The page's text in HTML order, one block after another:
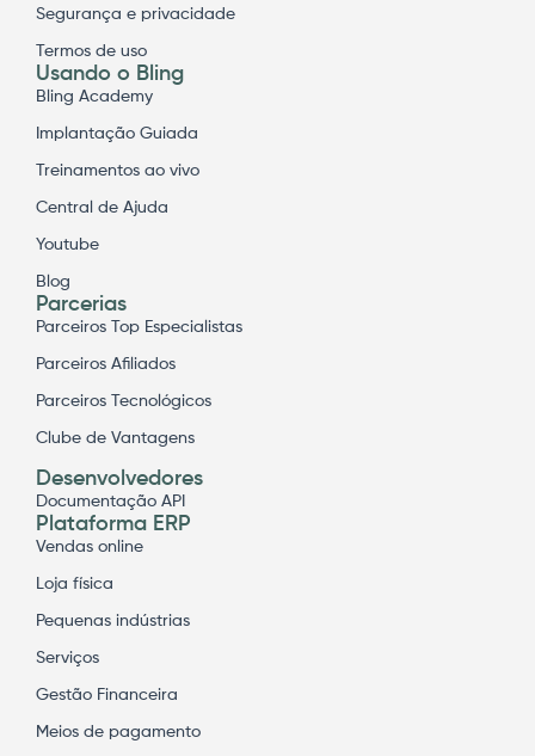
Segurança e privacidade
Termos de uso
Usando o Bling
Bling Academy
Implantação Guiada
Treinamentos ao vivo
Central de Ajuda
Youtube
Blog
Parcerias
Parceiros Top Especialistas
Parceiros Afiliados
Parceiros Tecnológicos
Clube de Vantagens
Desenvolvedores
Documentação API
Plataforma ERP
Vendas online
Loja física
Pequenas indústrias
Serviços
Gestão Financeira
Meios de pagamento